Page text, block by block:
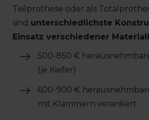
Teilprothese oder als
sind unterschiedlichste
Einsatz verschiedener
500-850 €
(je Kiefer)
600-900 €
mit Klammern verankert